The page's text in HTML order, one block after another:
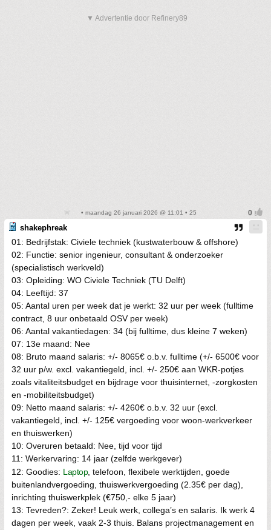
▼ Advertentie door Refinery89
• maandag 26 januari 2026 @ 11:01 • 25
shakephreak
01: Bedrijfstak: Civiele techniek (kustwaterbouw & offshore)
02: Functie: senior ingenieur, consultant & onderzoeker
(specialistisch werkveld)
03: Opleiding: WO Civiele Techniek (TU Delft)
04: Leeftijd: 37
05: Aantal uren per week dat je werkt: 32 uur per week (fulltime
contract, 8 uur onbetaald OSV per week)
06: Aantal vakantiedagen: 34 (bij fulltime, dus kleine 7 weken)
07: 13e maand: Nee
08: Bruto maand salaris: +/- 8065€ o.b.v. fulltime (+/- 6500€ voor
32 uur p/w. excl. vakantiegeld, incl. +/- 250€ aan WKR-potjes
zoals vitaliteitsbudget en bijdrage voor thuisinternet, -zorgkosten
en -mobiliteitsbudget)
09: Netto maand salaris: +/- 4260€ o.b.v. 32 uur (excl.
vakantiegeld, incl. +/- 125€ vergoeding voor woon-werkverkeer
en thuiswerken)
10: Overuren betaald: Nee, tijd voor tijd
11: Werkervaring: 14 jaar (zelfde werkgever)
12: Goodies: Laptop, telefoon, flexibele werktijden, goede
buitenlandvergoeding, thuiswerkvergoeding (2.35€ per dag),
inrichting thuiswerkplek (€750,- elke 5 jaar)
13: Tevreden?: Zeker! Leuk werk, collega’s en salaris. Ik werk 4
dagen per week, vaak 2-3 thuis. Balans projectmanagement en